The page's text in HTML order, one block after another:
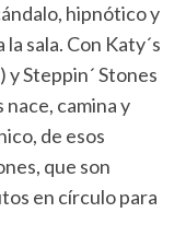
hipnótico y
sala. Con Katy´s
y Steppin´ Stones
camina y
de esos
que son
en círculo para